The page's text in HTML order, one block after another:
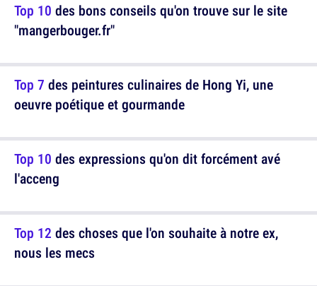
Top 10 des bons conseils qu'on trouve sur le site
"mangerbouger.fr"
Top 10 des expressions qu'on dit forcément avé
l'acceng
Top 7 des peintures culinaires de Hong Yi, une
oeuvre poétique et gourmande
Top 12 des choses que l'on souhaite à notre ex,
nous les mecs